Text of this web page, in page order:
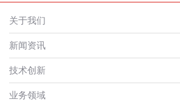
关于我们
新闻资讯
技术创新
业务领域